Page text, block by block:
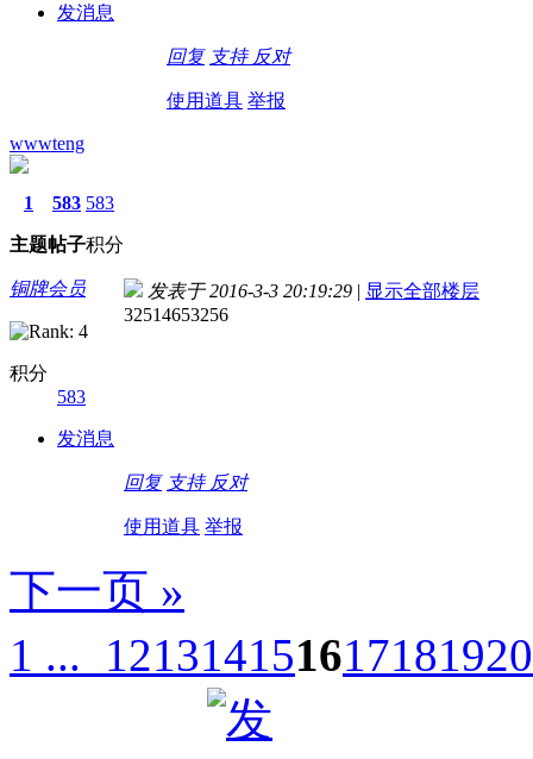
发消息
回复 支持 反对
使用道具 举报
wwwteng
1
主题
583
帖子
583
积分
铜牌会员
积分
583
发消息
发表于 2016-3-3 20:19:29 | 显示全部楼层
32514653256
回复 支持 反对
使用道具 举报
下一页 »
1 ... 121314151617181920